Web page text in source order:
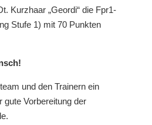
Kurzhaar „Geordi“ die Fpr1-
Stufe 1) mit 70 Punkten
und den Trainern ein
gute Vorbereitung der